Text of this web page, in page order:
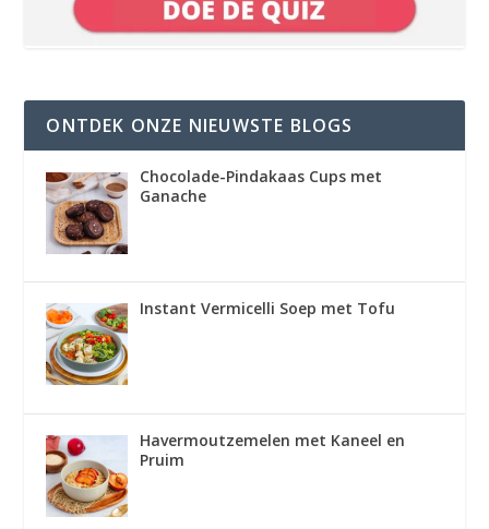
ONTDEK ONZE NIEUWSTE BLOGS
Chocolade-Pindakaas Cups met
Ganache
Instant Vermicelli Soep met Tofu
Havermoutzemelen met Kaneel en
Pruim